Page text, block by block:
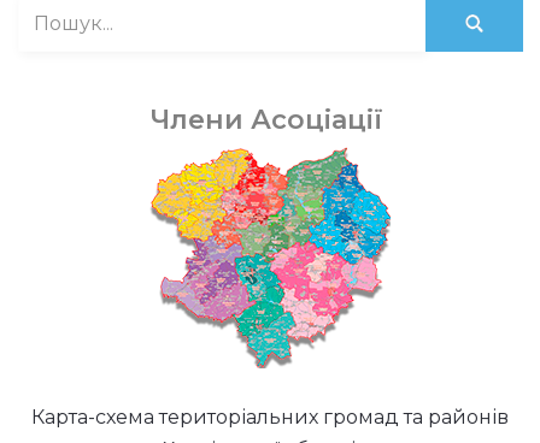
Члени Асоціації
Карта-схема територіальних громад та районів